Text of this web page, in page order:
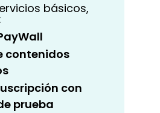
básicos,
contenidos
con
prueba